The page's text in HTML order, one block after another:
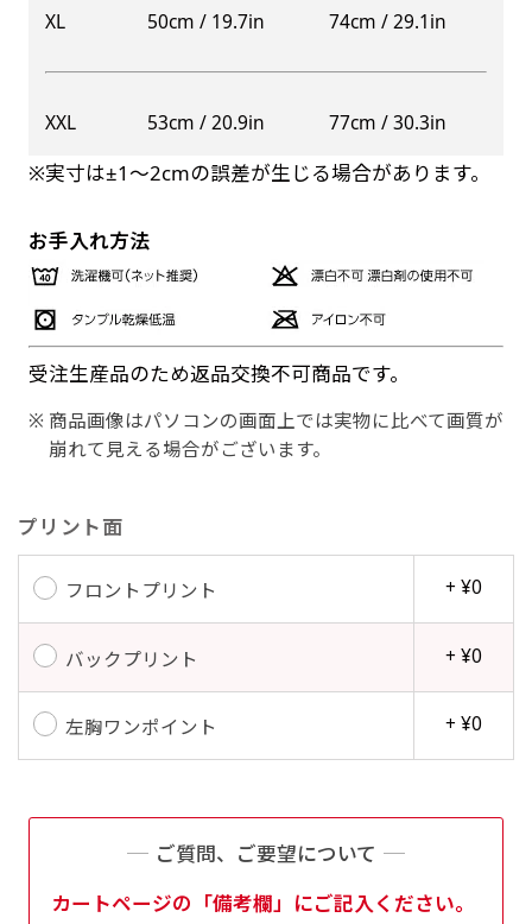
XL 50cm / 19.7in 74cm / 29.1in
XXL 53cm / 20.9in 77cm / 30.3in
※実寸は±1〜2cmの誤差が生じる場合があります。
お手入れ方法
受注生産品のため返品交換不可商品です。
商品画像はパソコンの画面上では実物に比べて画質が
崩れて見える場合がございます。
プリント面
フロントプリント + ¥0
バックプリント + ¥0
左胸ワンポイント + ¥0
ご質問、ご要望について
カートページの「備考欄」にご記入ください。